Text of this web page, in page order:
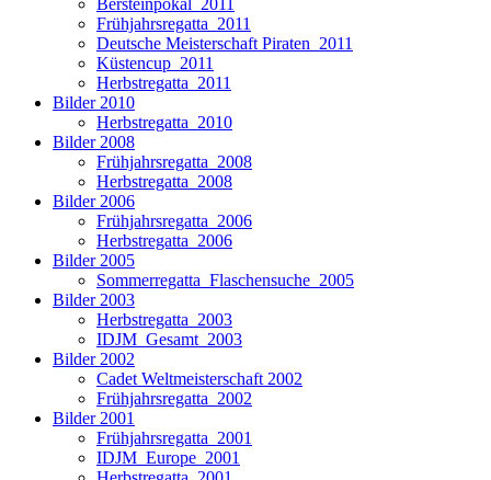
Bersteinpokal_2011
Frühjahrsregatta_2011
Deutsche Meisterschaft Piraten_2011
Küstencup_2011
Herbstregatta_2011
Bilder 2010
Herbstregatta_2010
Bilder 2008
Frühjahrsregatta_2008
Herbstregatta_2008
Bilder 2006
Frühjahrsregatta_2006
Herbstregatta_2006
Bilder 2005
Sommerregatta_Flaschensuche_2005
Bilder 2003
Herbstregatta_2003
IDJM_Gesamt_2003
Bilder 2002
Cadet Weltmeisterschaft 2002
Frühjahrsregatta_2002
Bilder 2001
Frühjahrsregatta_2001
IDJM_Europe_2001